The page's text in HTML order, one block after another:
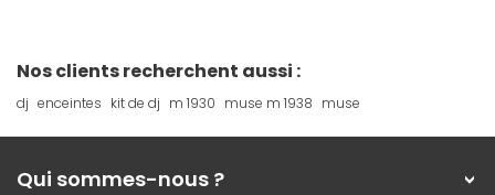
Nos clients recherchent aussi :
dj enceintes kit de dj m 1930 muse m 1938 muse
Qui sommes-nous ?